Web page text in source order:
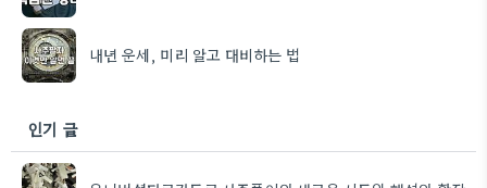
내년 운세, 미리 알고 대비하는 법
인기 글